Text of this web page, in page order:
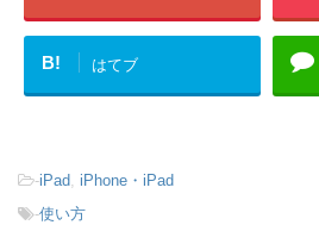
B! はてブ
-iPad, iPhone・iPad
-使い方